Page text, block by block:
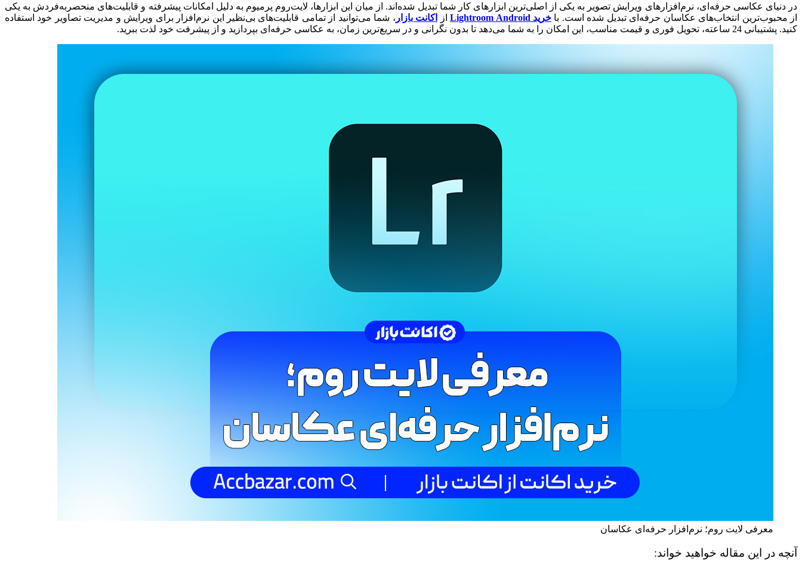
در دنیای عکاسی حرفه‌ای، نرم‌افزارهای ویرایش تصویر به یکی از اصلی‌ترین ابزارهای کار شما تبدیل شده‌اند. از میان این ابزارها، لایت‌روم پرمیوم به دلیل امکانات پیشرفته و قابلیت‌های منحصربه‌فردش به یکی
از محبوب‌ترین انتخاب‌های عکاسان حرفه‌ای تبدیل شده است. با خرید Lightroom Android از اکانت بازار ، شما می‌توانید از تمامی قابلیت‌های بی‌نظیر این نرم‌افزار برای ویرایش و مدیریت تصاویر خود استفاده
کنید. پشتیبانی 24 ساعته، تحویل فوری و قیمت مناسب، این امکان را به شما می‌دهد تا بدون نگرانی و در سریع‌ترین زمان، به عکاسی حرفه‌ای بپردازید و از پیشرفت خود لذت ببرید.
معرفی لایت‌ روم؛ نرم‌افزار حرفه‌ای عکاسان
آنچه در این مقاله خواهید خواند: